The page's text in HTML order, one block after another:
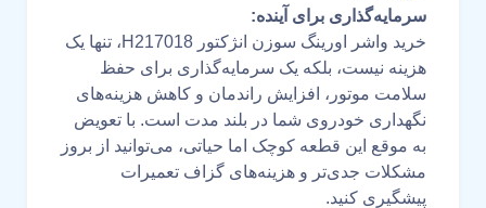
سرمایه‌گذاری برای آینده:
خرید واشر اورینگ سوزن انژکتور H217018، تنها یک
هزینه نیست، بلکه یک سرمایه‌گذاری برای حفظ
سلامت موتور، افزایش راندمان و کاهش هزینه‌های
نگهداری خودروی شما در بلند مدت است. با تعویض
به موقع این قطعه کوچک اما حیاتی، می‌توانید از بروز
مشکلات جدی‌تر و هزینه‌های گزاف تعمیرات
پیشگیری کنید.